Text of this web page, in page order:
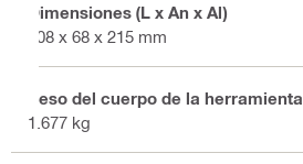
Dimensiones (L x An x Al)
208 x 68 x 215 mm
Peso del cuerpo de la herramienta
1.677 kg